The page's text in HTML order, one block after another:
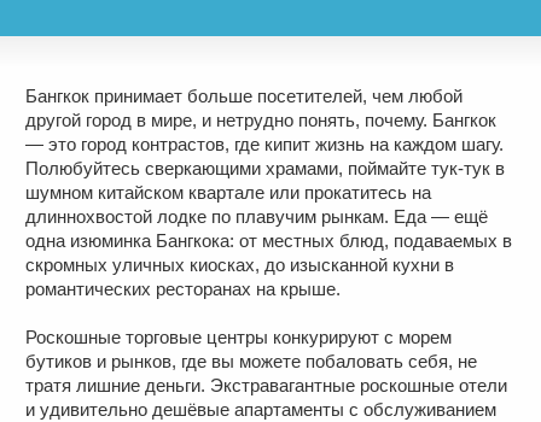
Бангкок принимает больше посетителей, чем любой
другой город в мире, и нетрудно понять, почему. Бангкок
— это город контрастов, где кипит жизнь на каждом шагу.
Полюбуйтесь сверкающими храмами, поймайте тук-тук в
шумном китайском квартале или прокатитесь на
длиннохвостой лодке по плавучим рынкам. Еда — ещё
одна изюминка Бангкока: от местных блюд, подаваемых в
скромных уличных киосках, до изысканной кухни в
романтических ресторанах на крыше.
Роскошные торговые центры конкурируют с морем
бутиков и рынков, где вы можете побаловать себя, не
тратя лишние деньги. Экстравагантные роскошные отели
и удивительно дешёвые апартаменты с обслуживанием